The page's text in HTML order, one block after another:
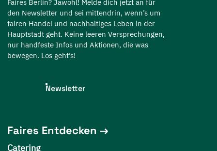
Faires Berlin? Jawohl! Melde dich jetzt an für
den Newsletter und sei mittendrin, wenn’s um
fairen Handel und nachhaltiges Leben in der
Hauptstadt geht. Keine leeren Versprechungen,
nur handfeste Infos und Aktionen, die was
bewegen. Los geht’s!
Newsletter
Faires Entdecken
Catering